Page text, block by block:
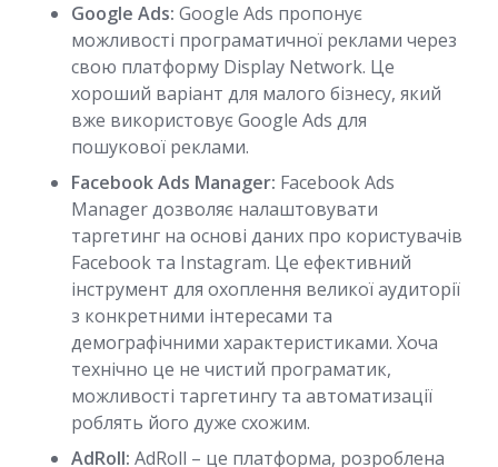
Google Ads: Google Ads пропонує
можливості програматичної реклами через
свою платформу Display Network. Це
хороший варіант для малого бізнесу, який
вже використовує Google Ads для
пошукової реклами.
Facebook Ads Manager: Facebook Ads
Manager дозволяє налаштовувати
таргетинг на основі даних про користувачів
Facebook та Instagram. Це ефективний
інструмент для охоплення великої аудиторії
з конкретними інтересами та
демографічними характеристиками. Хоча
технічно це не чистий програматик,
можливості таргетингу та автоматизації
роблять його дуже схожим.
AdRoll: AdRoll – це платформа, розроблена